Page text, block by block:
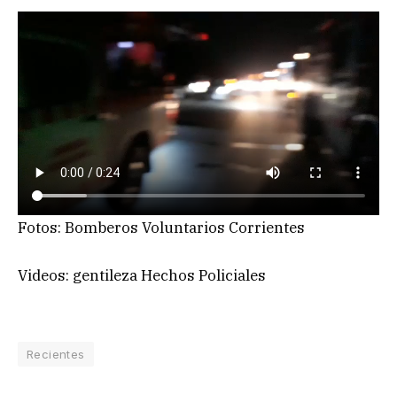
Fotos: Bomberos Voluntarios Corrientes
Videos: gentileza Hechos Policiales
Recientes